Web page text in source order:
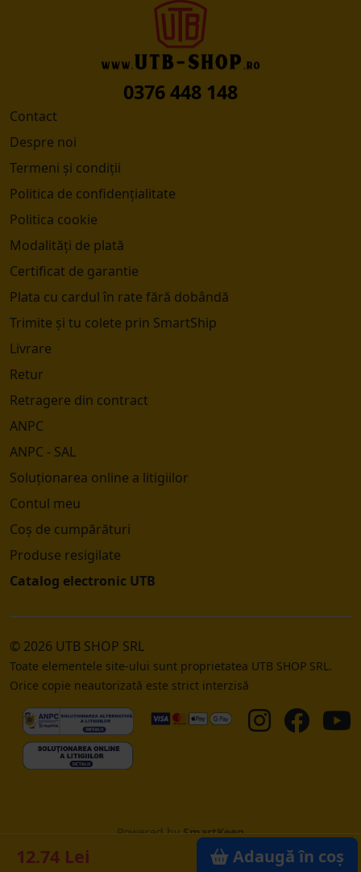
0376 448 148
Contact
Despre noi
Termeni și condiții
Politica de confidențialitate
Politica cookie
Modalități de plată
Certificat de garantie
Plata cu cardul în rate fără dobândă
Trimite și tu colete prin SmartShip
Livrare
Retur
Retragere din contract
ANPC
ANPC - SAL
Soluționarea online a litigiilor
Contul meu
Coș de cumpărături
Produse resigilate
Catalog electronic UTB
© 2026 UTB SHOP SRL
Toate elementele site-ului sunt proprietatea UTB SHOP SRL.
Orice copie neautorizată este strict interzisă
Powered bySmartKeep
12.74 Lei Adaugă în coș